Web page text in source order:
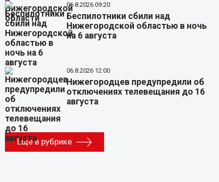
06.8.2026 09:20
Беспилотники сбили над
Нижегородской областью в ночь
на 6 августа
06.8.2026 12:00
Нижегородцев предупредили об
отключениях телевещания до 16
августа
Еще в рубрике